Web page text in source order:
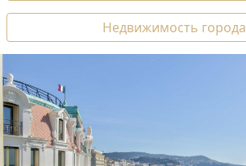
Недвижимость города